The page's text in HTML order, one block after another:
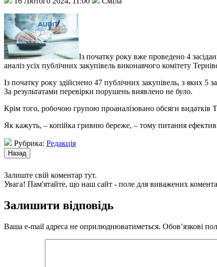
Із початку року вже проведено 4
аналіз усіх публічних закупівель виконавчого комітету
Із початку року здійснено 47 публічних закупівель, з яких 5
За результатами перевірки порушень виявлено не було.
Крім того, робочою групою проаналізовано обсяги
Як кажуть, – копійка гривню береже, – тому питання
Рубрика: Редакція
Залиште свій коментар тут.
Увага! Пам'ятайте, що наш сайт - поле для виважених
Залишити відповідь
Ваша e-mail адреса не оприлюднюватиметься. Обов’язкові